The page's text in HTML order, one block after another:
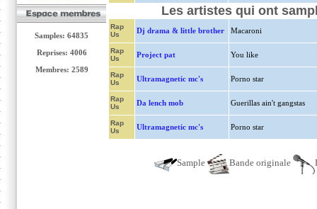
Samples: 64835
Reprises: 4006
Membres: 2589
Les artistes qui ont
Rap
Us
Dj drama & little brother Macaroni
Rap
Us
Project pat You like
Rap
Us
Ultramagnetic mc's Porno star
Rap
Us
Da lench mob Guerillas ain't gangstas
Rap
Us
Ultramagnetic mc's Porno star
Sample Bande originale